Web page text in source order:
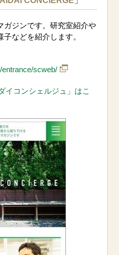
ガジンです。研究室紹介や
などを紹介します。
entrance/scweb/
イコンシェルジュ」はこ